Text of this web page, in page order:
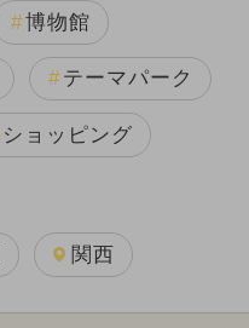
博物館
テーマパーク
ショッピング
関西